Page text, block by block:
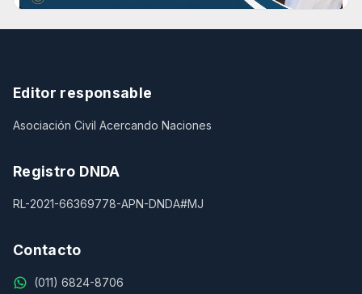
Editor responsable
Asociación Civil Acercando Naciones
Registro DNDA
RL-2021-66369778-APN-DNDA#MJ
Contacto
(011) 6824-8706